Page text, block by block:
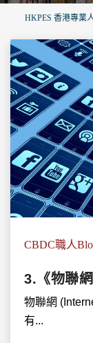
HKPES 香港專業
CBDC職人
3.《物聯網
物聯網
有...